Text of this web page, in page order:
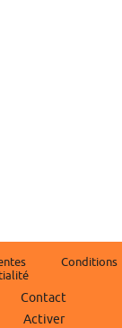
Conditions
Contact
Activer